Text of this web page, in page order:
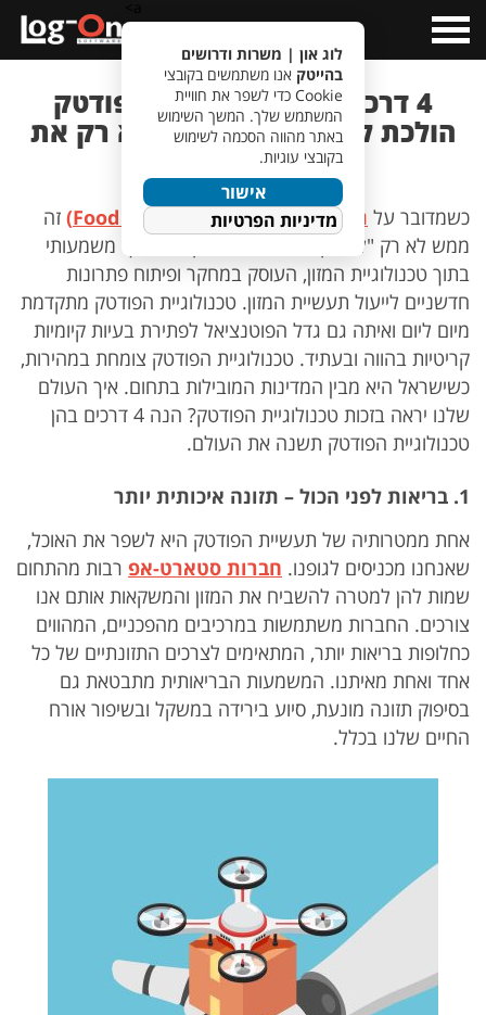
Menu
4 דרכים בהן טכנולוגיית הפודטק
הולכת לשנות את העולם ולא רק את
הצלחת שלנו
כשמדובר על תחום הפודטק (Food Technology)
זה
ממש לא רק "לשחק באוכל". הפודטק הוא ענף משמעותי
בתוך טכנולוגיית המזון, העוסק במחקר ופיתוח פתרונות
חדשניים לייעול תעשיית המזון. טכנולוגיית הפודטק מתקדמת
מיום ליום ואיתה גם גדל הפוטנציאל לפתירת בעיות קיומיות
קריטיות בהווה ובעתיד. טכנולוגיית הפודטק צומחת במהירות,
כשישראל היא מבין המדינות המובילות בתחום. איך העולם
שלנו יראה בזכות טכנולוגיית הפודטק? הנה 4 דרכים בהן
טכנולוגיית הפודטק תשנה את העולם.
1. בריאות לפני הכול – תזונה איכותית יותר
אחת ממטרותיה של תעשיית הפודטק היא לשפר את האוכל,
שאנחנו מכניסים לגופנו. חברות סטארט-אפ רבות מהתחום
שמות להן למטרה להשביח את המזון והמשקאות אותם אנו
צורכים. החברות משתמשות במרכיבים מהפכניים, המהווים
כחלופות בריאות יותר, המתאימים לצרכים התזונתיים של כל
אחד ואחת מאיתנו. המשמעות הבריאותית מתבטאת גם
בסיפוק תזונה מונעת, סיוע בירידה במשקל ובשיפור אורח
החיים שלנו בכלל.
לוג און | משרות ודרושים
בהייטק אנו משתמשים בקובצי
Cookie כדי לשפר את חוויית
המשתמש שלך. המשך השימוש
באתר מהווה הסכמה לשימוש
בקובצי עוגיות.
אישור
מדיניות הפרטיות